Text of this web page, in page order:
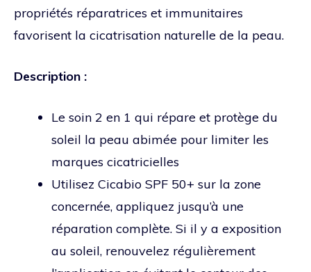
propriétés réparatrices et immunitaires
favorisent la cicatrisation naturelle de la peau.
Description :
Le soin 2 en 1 qui répare et protège du
soleil la peau abimée pour limiter les
marques cicatricielles
Utilisez Cicabio SPF 50+ sur la zone
concernée, appliquez jusqu’à une
réparation complète. Si il y a exposition
au soleil, renouvelez régulièrement